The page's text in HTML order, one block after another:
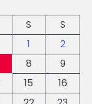
S
S
1
2
8
9
15
16